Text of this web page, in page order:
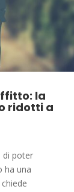
la
ridotti a
di poter
ha una